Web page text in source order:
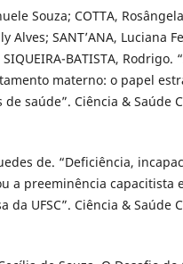
Souza; COTTA,
Alves; SANT’ANA, Luciana
BATISTA,
materno: o papel
saúde”. Ciência & Saúde
de. “Deficiência,
a preeminência capacitista
da UFSC”. Ciência & Saúde